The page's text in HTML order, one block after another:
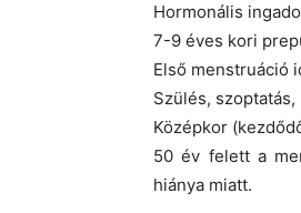
Hormonális
7-9 éves kori
Első menstruáció
Szülés, szoptatás,
Középkor
50 év felett a
hiánya miatt.